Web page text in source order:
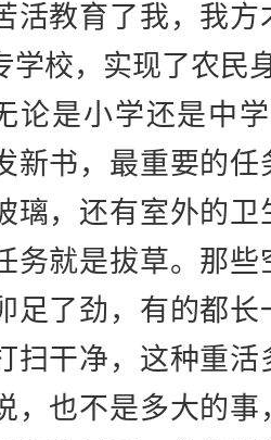
活教育了我，我
学校，实现了农民
论是小学还是中
新书，最重要的
璃，还有室外的卫
务就是拔草。那
足了劲，有的都
扫干净，这种重
，也不是多大的